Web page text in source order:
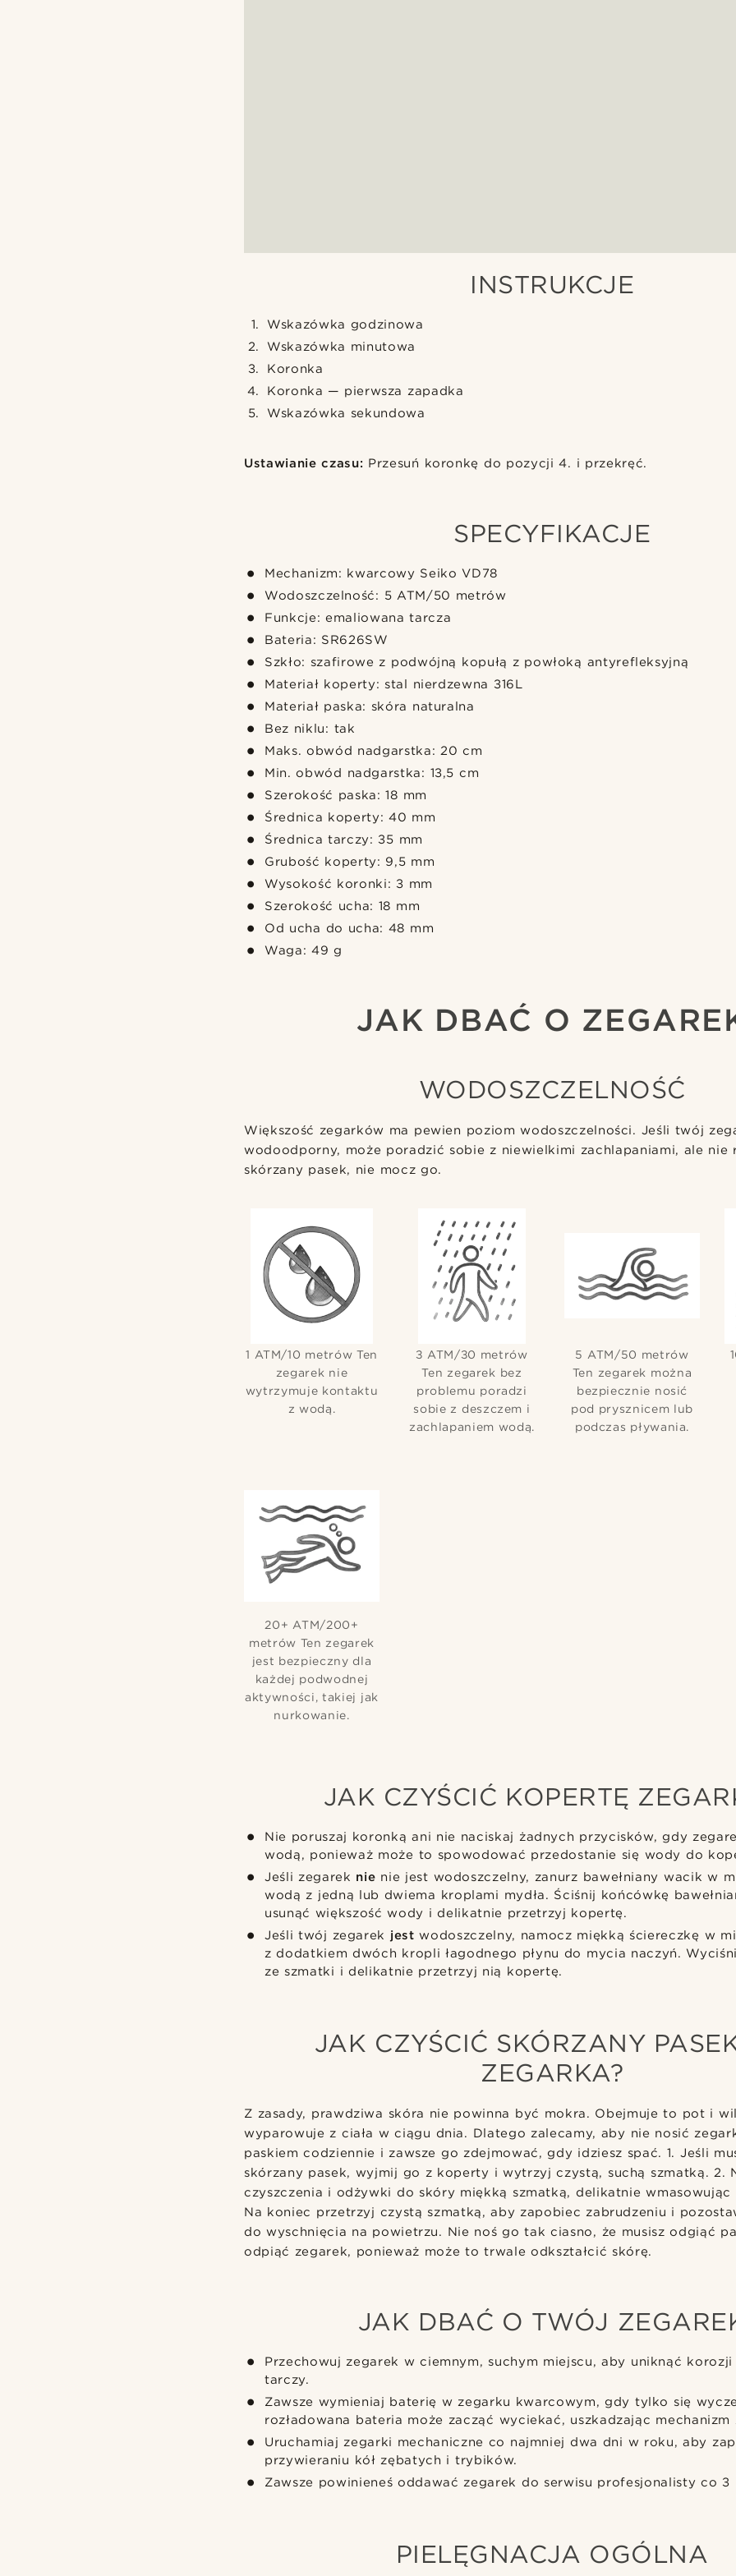
INSTRUKCJE
Wskazówka godzinowa
Wskazówka minutowa
Koronka
Koronka — pierwsza zapadka
Wskazówka sekundowa
Ustawianie czasu: Przesuń koronkę do pozycji 4. i przekręć.
SPECYFIKACJE
Mechanizm: kwarcowy Seiko VD78
Wodoszczelność: 5 ATM/50 metrów
Funkcje: emaliowana tarcza
Bateria: SR626SW
Szkło: szafirowe z podwójną kopułą z powłoką antyrefleksyjną
Materiał koperty: stal nierdzewna 316L
Materiał paska: skóra naturalna
Bez niklu: tak
Maks. obwód nadgarstka: 20 cm
Min. obwód nadgarstka: 13,5 cm
Szerokość paska: 18 mm
Średnica koperty: 40 mm
Średnica tarczy: 35 mm
Grubość koperty: 9,5 mm
Wysokość koronki: 3 mm
Szerokość ucha: 18 mm
Od ucha do ucha: 48 mm
Waga: 49 g
JAK DBAĆ O
WODOSZCZELNOŚĆ
Większość zegarków ma pewien poziom wodoszczelności. Jeśli twój
wodoodporny, może poradzić sobie z niewielkimi zachlapaniami, ale nie
skórzany pasek, nie mocz go.
1 ATM/10 metrów Ten
zegarek nie
wytrzymuje kontaktu
z wodą.
3 ATM/30 metrów
Ten zegarek bez
problemu poradzi
sobie z deszczem i
zachlapaniem wodą.
5 ATM/50 metrów
Ten zegarek można
bezpiecznie nosić
pod prysznicem lub
podczas pływania.
20+ ATM/200+
metrów Ten zegarek
jest bezpieczny dla
każdej podwodnej
aktywności, takiej jak
nurkowanie.
JAK CZYŚCIĆ KOPERTĘ
Nie poruszaj koronką ani nie naciskaj żadnych przycisków, gdy
wodą, ponieważ może to spowodować przedostanie się wody do
Jeśli zegarek nie nie jest wodoszczelny, zanurz bawełniany wacik w
wodą z jedną lub dwiema kroplami mydła. Ściśnij końcówkę
usunąć większość wody i delikatnie przetrzyj kopertę.
Jeśli twój zegarek jest wodoszczelny, namocz miękką ściereczkę w
z dodatkiem dwóch kropli łagodnego płynu do mycia naczyń.
ze szmatki i delikatnie przetrzyj nią kopertę.
JAK CZYŚCIĆ SKÓRZANY
ZEGARKA?
Z zasady, prawdziwa skóra nie powinna być mokra. Obejmuje to pot i
wyparowuje z ciała w ciągu dnia. Dlatego zalecamy, aby nie nosić
paskiem codziennie i zawsze go zdejmować, gdy idziesz spać. 1. Jeśli
skórzany pasek, wyjmij go z koperty i wytrzyj czystą, suchą szmatką. 2.
czyszczenia i odżywki do skóry miękką szmatką, delikatnie wmasowując
Na koniec przetrzyj czystą szmatką, aby zapobiec zabrudzeniu i
do wyschnięcia na powietrzu. Nie noś go tak ciasno, że musisz odgiąć
odpiąć zegarek, ponieważ może to trwale odkształcić skórę.
JAK DBAĆ O TWÓJ
Przechowuj zegarek w ciemnym, suchym miejscu, aby uniknąć
tarczy.
Zawsze wymieniaj baterię w zegarku kwarcowym, gdy tylko się
rozładowana bateria może zacząć wyciekać, uszkadzając mechanizm
Uruchamiaj zegarki mechaniczne co najmniej dwa dni w roku, aby
przywieraniu kół zębatych i trybików.
Zawsze powinieneś oddawać zegarek do serwisu profesjonalisty co 3
PIELĘGNACJA OGÓLNA